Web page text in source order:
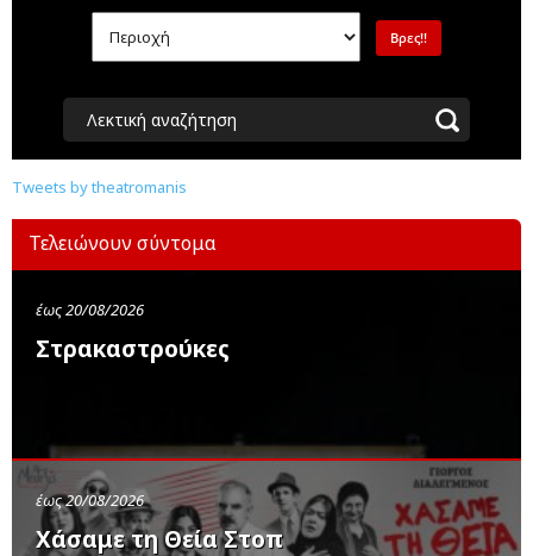
Λεκτική αναζήτηση
Tweets by theatromanis
Τελειώνουν σύντομα
έως 20/08/2026
Στρακαστρούκες
έως 20/08/2026
Χάσαμε τη Θεία Στοπ